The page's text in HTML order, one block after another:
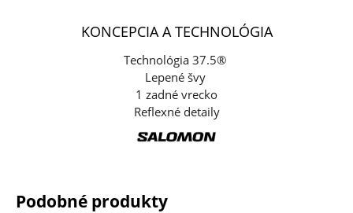
KONCEPCIA A TECHNOLÓGIA
Technológia 37.5®
Lepené švy
1 zadné vrecko
Reflexné detaily
Podobné produkty